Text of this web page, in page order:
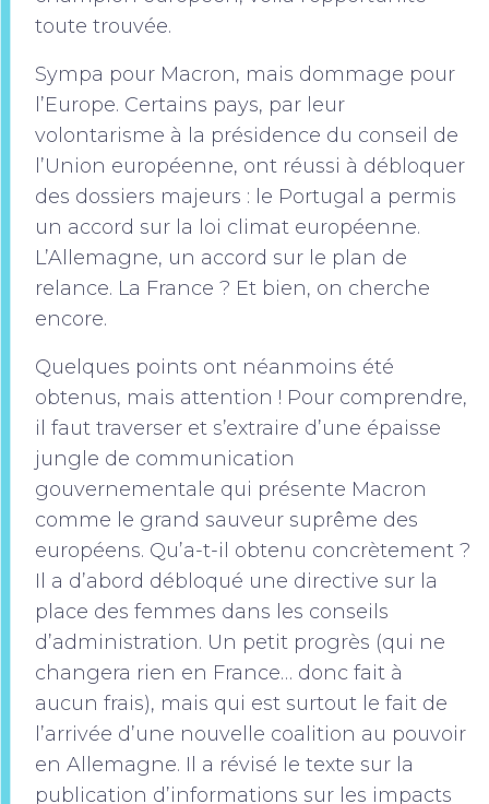
toute trouvée.
Sympa pour Macron, mais dommage pour
l’Europe. Certains pays, par leur
volontarisme à la présidence du conseil de
l’Union européenne, ont réussi à débloquer
des dossiers majeurs : le Portugal a permis
un accord sur la loi climat européenne.
L’Allemagne, un accord sur le plan de
relance. La France ? Et bien, on cherche
encore.
Quelques points ont néanmoins été
obtenus, mais attention ! Pour comprendre,
il faut traverser et s’extraire d’une épaisse
jungle de communication
gouvernementale qui présente Macron
comme le grand sauveur suprême des
européens. Qu’a-t-il obtenu concrètement ?
Il a d’abord débloqué une directive sur la
place des femmes dans les conseils
d’administration. Un petit progrès (qui ne
changera rien en France… donc fait à
aucun frais), mais qui est surtout le fait de
l’arrivée d’une nouvelle coalition au pouvoir
en Allemagne. Il a révisé le texte sur la
publication d’informations sur les impacts